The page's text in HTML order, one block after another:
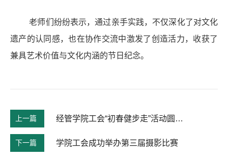
老师们纷纷表示，通过亲手实践，不仅深化了对文化
遗产的认同感，也在协作交流中激发了创造活力，收获了
兼具艺术价值与文化内涵的节日纪念。
上一篇 经管学院工会“初春健步走”活动圆满举办
下一篇 学院工会成功举办第三届摄影比赛